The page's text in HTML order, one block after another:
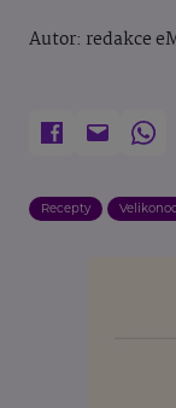
Autor: redakce
Recepty